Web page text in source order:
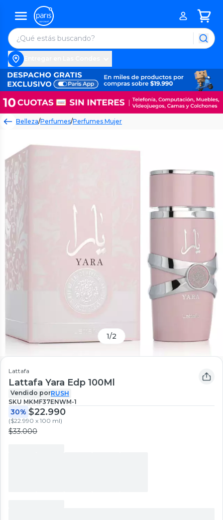
Belleza/Perfumes/Perfumes Mujer
1/2
Lattafa
Lattafa Yara Edp 100Ml
Vendido porRUSH
SKU MKMF37ENWM-1
30% $22.990
($22.990 x 100 ml)
$33.000